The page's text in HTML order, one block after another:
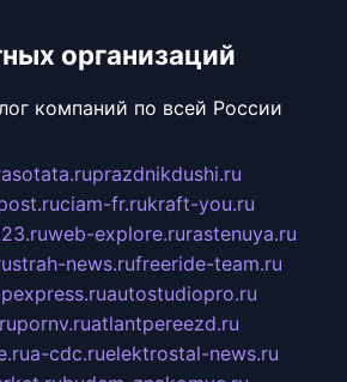
организаций
компаний по всей России
prazdnikdushi.ru
ciam-fr.rukraft-you.ru
web-explore.rurastenuya.ru
strah-news.rufreeride-team.ru
autostudiopro.ru
pornv.ruatlantpereezd.ru
a-cdc.ruelektrostal-news.ru